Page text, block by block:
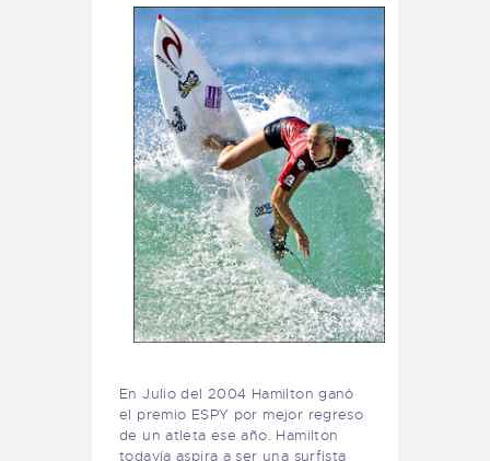
En Julio del 2004 Hamilton ganó
el premio ESPY por mejor regreso
de un atleta ese año. Hamilton
todavía aspira a ser una surfista